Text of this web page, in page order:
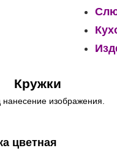
Кружки
нанесение изображения.